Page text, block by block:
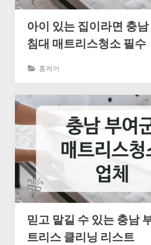
아이 있는 집이라면 충남
침대 매트리스청소 필수
홈케어
믿고 맡길 수 있는 충남
트리스 클리닝 리스트